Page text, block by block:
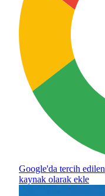
Google'da tercih edilen
kaynak olarak ekle